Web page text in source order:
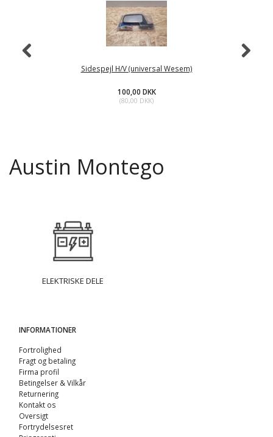
Sidespejl H/V (universal Wesem)
100,00 DKK
(80,00 DKK)
Austin Montego
ELEKTRISKE DELE
INFORMATIONER
Fortrolighed
Fragt og betaling
Firma profil
Betingelser & Vilkår
Returnering
Kontakt os
Oversigt
Fortrydelsesret